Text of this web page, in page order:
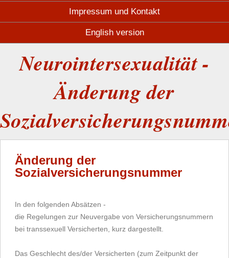
Impressum und Kontakt
English version
Neurointersexualität -
Änderung der
Änderung der
Sozialversicherungsnummer
In den folgenden Absätzen -
die Regelungen zur Neuvergabe von Versicherungsnummern
bei transsexuell Versicherten, kurz dargestellt.
Das Geschlecht des/der Versicherten (zum Zeitpunkt der